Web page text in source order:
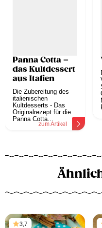
Panna Cotta –
das Kultdessert
aus Italien
Die Zubereitung des
italienischen
Kultdesserts - Das
Originalrezept für die
Panna Cotta...
zum Artikel
3,7